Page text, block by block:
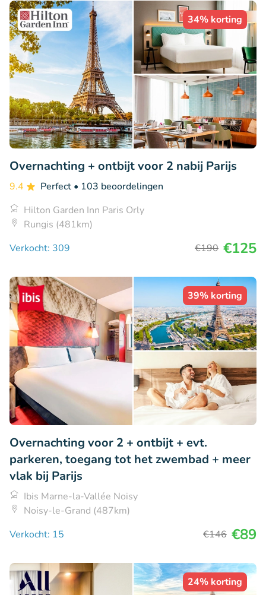
34% korting
Overnachting + ontbijt voor 2 nabij Parijs
9.4 Perfect • 103 beoordelingen
Hilton Garden Inn Paris Orly
Rungis (481km)
Verkocht: 309
€190 €125
39% korting
Overnachting voor 2 + ontbijt + evt.
parkeren, toegang tot het zwembad + meer
vlak bij Parijs
Ibis Marne-la-Vallée Noisy
Noisy-le-Grand (487km)
Verkocht: 15
€146 €89
24% korting